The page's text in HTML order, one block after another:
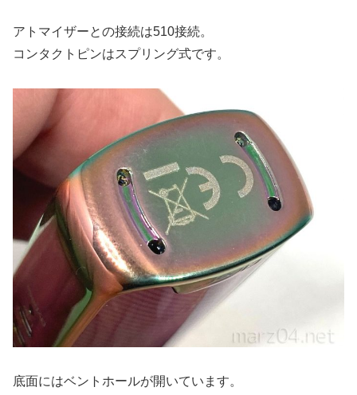
アトマイザーとの接続は510接続。
コンタクトピンはスプリング式です。
底面にはベントホールが開いています。